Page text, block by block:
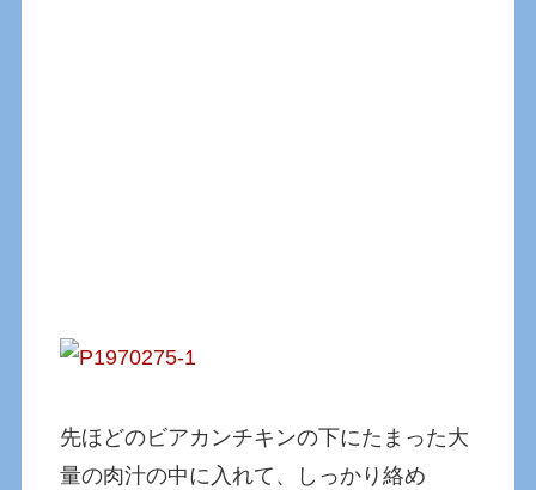
先ほどのビアカンチキンの下にたまった大
量の肉汁の中に入れて、しっかり絡め